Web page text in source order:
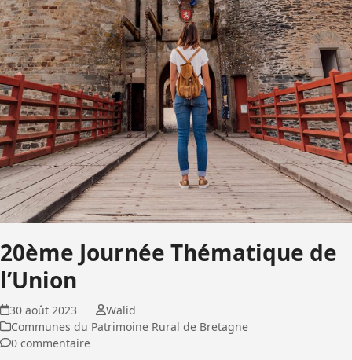
20ème Journée Thématique de
l’Union
30 août 2023
Walid
Communes du Patrimoine Rural de Bretagne
0 commentaire